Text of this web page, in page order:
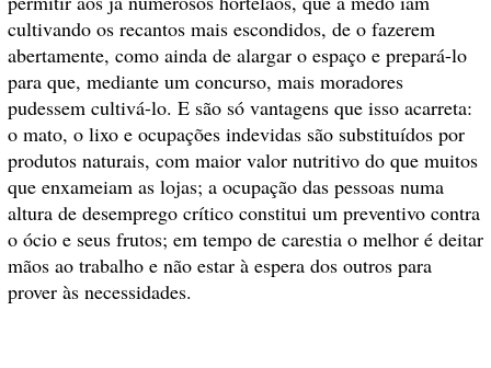
cultivando os recantos mais escondidos, de o fazerem
abertamente, como ainda de alargar o espaço e prepará-lo
para que, mediante um concurso, mais moradores
pudessem cultivá-lo. E são só vantagens que isso acarreta:
o mato, o lixo e ocupações indevidas são substituídos por
produtos naturais, com maior valor nutritivo do que muitos
que enxameiam as lojas; a ocupação das pessoas numa
altura de desemprego crítico constitui um preventivo contra
o ócio e seus frutos; em tempo de carestia o melhor é deitar
mãos ao trabalho e não estar à espera dos outros para
prover às necessidades.